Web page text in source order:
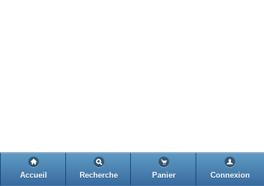
Accueil Recherche Panier Connexion